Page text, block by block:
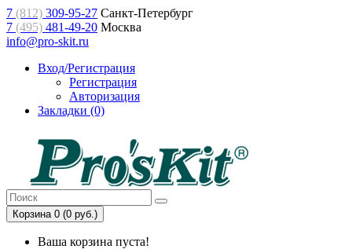
7 (812) 309-95-27 Санкт-Петербург
7 (495) 481-49-20 Москва
info@pro-skit.ru
Вход/Регистрация
Регистрация
Авторизация
Закладки (0)
Корзина 0 (0 руб.)
Ваша корзина пуста!